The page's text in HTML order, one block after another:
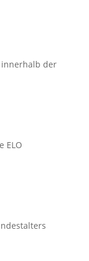
innerhalb der
ELO